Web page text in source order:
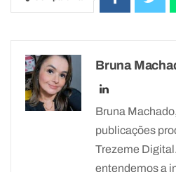
Bruna
Bruna
publicações
Trezeme
entendemos a